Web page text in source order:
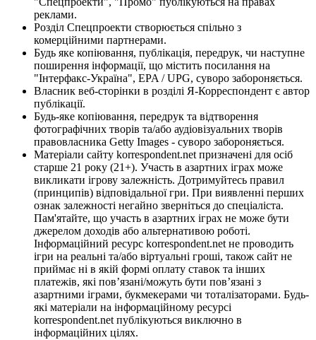
реклами.
Розділ Спецпроекти створюється спільно з
комерційними партнерами.
Будь яке копіювання, публікація, передрук, чи наступне
поширення інформації, що містить посилання на
"Інтерфакс-Україна", EPA / UPG, суворо забороняється.
Власник веб-сторінки в розділі Я-Корреспондент є автор
публікації.
Будь-яке копіювання, передрук та відтворення
фотографічних творів та/або аудіовізуальних творів
правовласника Getty Images - суворо забороняється.
Матеріали сайту korrespondent.net призначені для осіб
старше 21 року (21+). Участь в азартних іграх може
викликати ігрову залежність. Дотримуйтесь правил
(принципів) відповідальної гри. При виявленні перших
ознак залежності негайно зверніться до спеціаліста.
Пам'ятайте, що участь в азартних іграх не може бути
джерелом доходів або альтернативою роботі.
Інформаційний ресурс korrespondent.net не проводить
ігри на реальні та/або віртуальні гроші, також сайт не
приймає ні в якій формі оплату ставок та інших
платежів, які пов’язані/можуть бути пов’язані з
азартними іграми, букмекерами чи тоталізаторами. Будь-
які матеріали на інформаційному ресурсі
korrespondent.net публікуються виключно в
інформаційних цілях.